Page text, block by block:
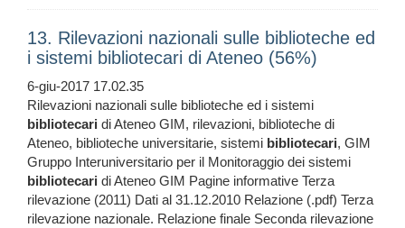
13. Rilevazioni nazionali sulle biblioteche ed
i sistemi bibliotecari di Ateneo (56%)
6-giu-2017 17.02.35
Rilevazioni nazionali sulle biblioteche ed i sistemi
bibliotecari di Ateneo GIM, rilevazioni, biblioteche di
Ateneo, biblioteche universitarie, sistemi bibliotecari, GIM
Gruppo Interuniversitario per il Monitoraggio dei sistemi
bibliotecari di Ateneo GIM Pagine informative Terza
rilevazione (2011) Dati al 31.12.2010 Relazione (.pdf) Terza
rilevazione nazionale. Relazione finale Seconda rilevazione